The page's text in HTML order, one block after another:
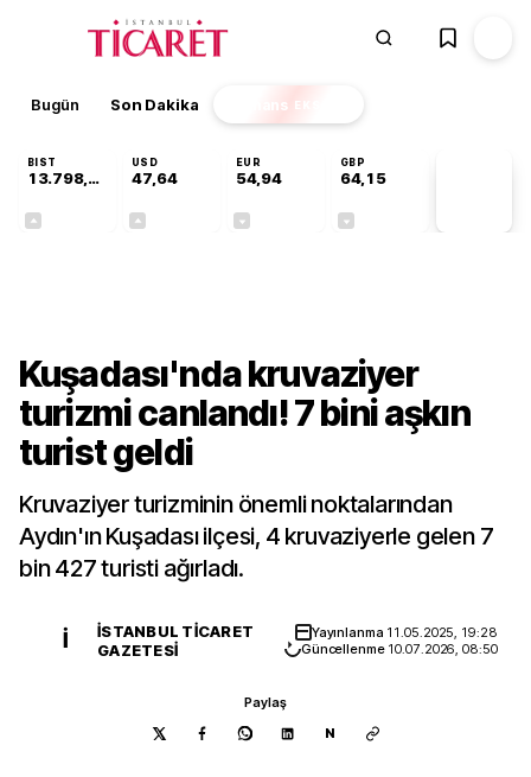
Bugün Son Dakika Finans EKSTRA
BIST
13.798,82
USD
47,64
EUR
54,94
GBP
64,15
Kuşadası'nda kruvaziyer
turizmi canlandı! 7 bini aşkın
turist geldi
Kruvaziyer turizminin önemli noktalarından
Aydın'ın Kuşadası ilçesi, 4 kruvaziyerle gelen 7
bin 427 turisti ağırladı.
İ
İSTANBUL TICARET
GAZETESI
Yayınlanma 11.05.2025, 19:28
Güncellenme 10.07.2026, 08:50
Paylaş
N